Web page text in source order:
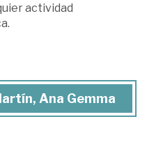
actividad
Ana Gemma